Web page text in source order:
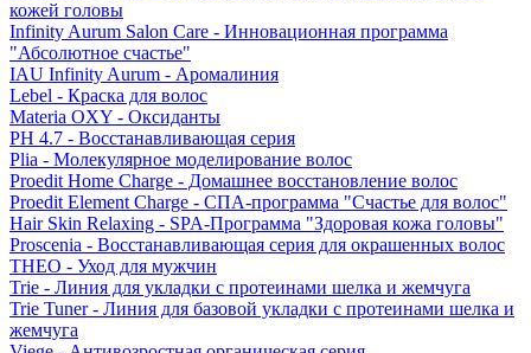
кожей головы
Infinity Aurum Salon Care - Инновационная программа
"Абсолютное счастье"
IAU Infinity Aurum - Аромалиния
Lebel - Краска для волос
Materia OXY - Оксиданты
PH 4.7 - Восстанавливающая серия
Plia - Молекулярное моделирование волос
Proedit Home Charge - Домашнее восстановление волос
Proedit Element Charge - СПА-программа "Счастье для волос"
Hair Skin Relaxing - SPA-Программа "Здоровая кожа головы"
Proscenia - Восстанавливающая серия для окрашенных волос
THEO - Уход для мужчин
Trie - Линия для укладки с протеинами шелка и жемчуга
Trie Tuner - Линия для базовой укладки с протеинами шелка и
жемчуга